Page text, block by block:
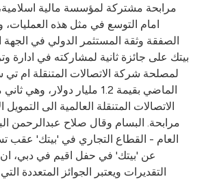
مرابحة مشتركة لمؤسسة مالية
امام التوسع في مثل هذه
الصفقة وثقة المستثمر الدولي في
بيتك على جائزة ثانية لمشاركته في ادارة
لمصلحة شركة الاتصالات المتنقلة ام تي
الماضي بقيمة 1.2 مليار دولار،
الاتصالات المتنقلة العالمية الى
مرابحة. البسام وقال صلاح عبدالرحمن
العام - القطاع التجاري في 'بيتك' عقب
عن 'بيتك' في حفل اقيم في دبي، ان
التقديرات ويعتبر الجوائز المتعددة